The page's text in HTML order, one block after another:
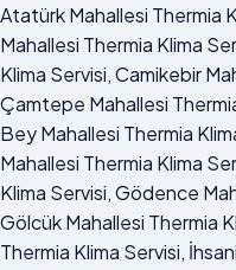
Atatürk Mahallesi Thermia
Mahallesi Thermia Klima
Klima Servisi, Camikebir
Çamtepe Mahallesi
Bey Mahallesi Thermia
Mahallesi Thermia Klima
Klima Servisi, Gödence
Gölcük Mahallesi Thermia
Thermia Klima Servisi,